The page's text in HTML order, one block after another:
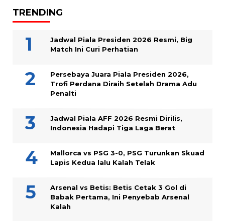
TRENDING
Jadwal Piala Presiden 2026 Resmi, Big
Match Ini Curi Perhatian
Persebaya Juara Piala Presiden 2026,
Trofi Perdana Diraih Setelah Drama Adu
Penalti
Jadwal Piala AFF 2026 Resmi Dirilis,
Indonesia Hadapi Tiga Laga Berat
Mallorca vs PSG 3-0, PSG Turunkan Skuad
Lapis Kedua lalu Kalah Telak
Arsenal vs Betis: Betis Cetak 3 Gol di
Babak Pertama, Ini Penyebab Arsenal
Kalah